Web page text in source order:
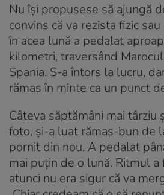
Nu își propusese să ajungă
convins că va rezista fizic
în acea lună a pedalat
kilometri, traversând
Spania. S-a întors la lucru,
rămas în minte ca un punct
Câteva săptămâni mai târziu
foto, și-a luat rămas-bun de
pornit din nou. A pedalat
mai puțin de o lună. Ritmul
atunci nu era sigur că va